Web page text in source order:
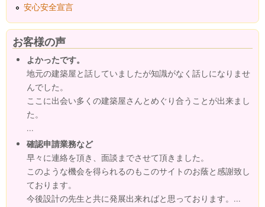
安心安全宣言
お客様の声
よかったです。
地元の建築屋と話していましたが知識がなく話しになりませ
んでした。
ここに出会い多くの建築屋さんとめぐり合うことが出来まし
た。
...
確認申請業務など
早々に連絡を頂き、面談までさせて頂きました。
このような機会を得られるのもこのサイトのお蔭と感謝致し
ております。
今後設計の先生と共に発展出来ればと思っております。...